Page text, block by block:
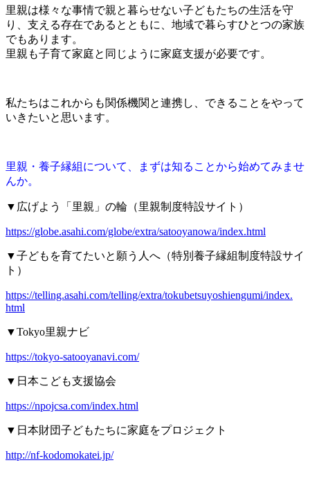
里親は様々な事情で親と暮らせない子どもたちの生活を守
り、支える存在であるとともに、地域で暮らすひとつの家族
でもあります。
里親も子育て家庭と同じように家庭支援が必要です。
私たちはこれからも関係機関と連携し、できることをやって
いきたいと思います。
里親・養子縁組について、まずは知ることから始めてみませ
んか。
▼広げよう「里親」の輪（里親制度特設サイト）
https://globe.asahi.com/globe/extra/satooyanowa/index.html
▼子どもを育てたいと願う人へ（特別養子縁組制度特設サイ
ト）
https://telling.asahi.com/telling/extra/tokubetsuyoshiengumi/index.
html
▼Tokyo里親ナビ
https://tokyo-satooyanavi.com/
▼日本こども支援協会
https://npojcsa.com/index.html
▼日本財団子どもたちに家庭をプロジェクト
http://nf-kodomokatei.jp/